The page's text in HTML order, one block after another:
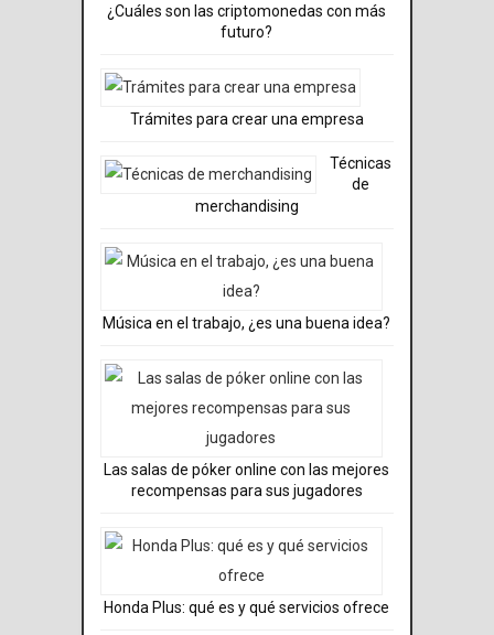
¿Cuáles son las criptomonedas con más
futuro?
Trámites para crear una empresa
Técnicas
de
merchandising
Música en el trabajo, ¿es una buena idea?
Las salas de póker online con las mejores
recompensas para sus jugadores
Honda Plus: qué es y qué servicios ofrece